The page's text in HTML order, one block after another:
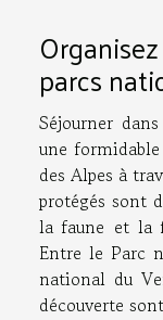
parcs
Séjourner
une
des Alpes à
protégés sont
la faune et la
Entre le Parc
national du
découverte